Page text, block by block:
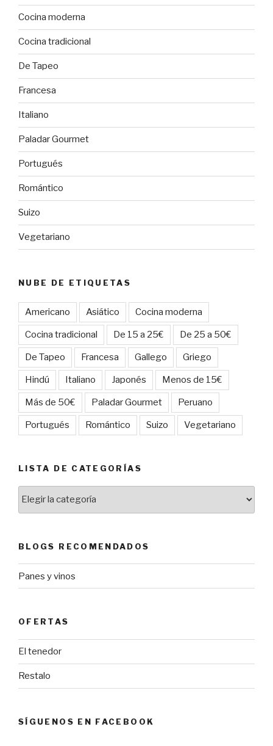
Cocina moderna
Cocina tradicional
De Tapeo
Francesa
Italiano
Paladar Gourmet
Portugués
Romántico
Suizo
Vegetariano
NUBE DE ETIQUETAS
Americano Asiático Cocina moderna
Cocina tradicional De 15 a 25€ De 25 a 50€
De Tapeo Francesa Gallego Griego
Hindú Italiano Japonés Menos de 15€
Más de 50€ Paladar Gourmet Peruano
Portugués Romántico Suizo Vegetariano
LISTA DE CATEGORÍAS
BLOGS RECOMENDADOS
Panes y vinos
OFERTAS
El tenedor
Restalo
SÍGUENOS EN FACEBOOK